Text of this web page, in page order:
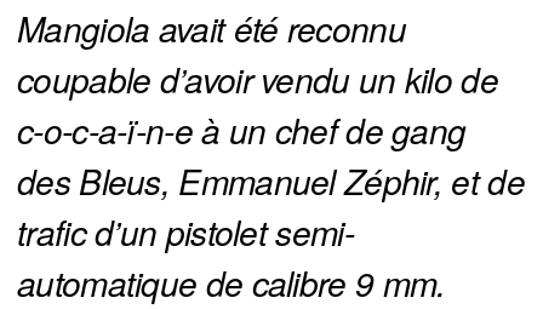
Mangiola avait été reconnu
coupable d’avoir vendu un kilo de
c-o-c-a-ï-n-e à un chef de gang
des Bleus, Emmanuel Zéphir, et de
trafic d’un pistolet semi-
automatique de calibre 9 mm.